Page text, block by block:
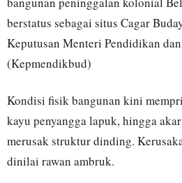
berstatus sebagai situs Cagar
Keputusan Menteri Pendidikan
(Kepmendikbud)
Kondisi fisik bangunan kini
kayu penyangga lapuk, hingga
merusak struktur dinding.
dinilai rawan ambruk.